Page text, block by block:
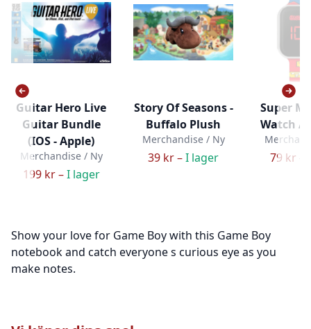
Guitar Hero Live
Guitar Bundle
(IOS - Apple)
Merchandise / Ny
199 kr –I lager
Story Of Seasons -
Buffalo Plush
Merchandise / Ny
39 kr –I lager
Super
Watch
79 kr –
Show your love for Game Boy with this Game Boy
notebook and catch everyone s curious eye as you
make notes.